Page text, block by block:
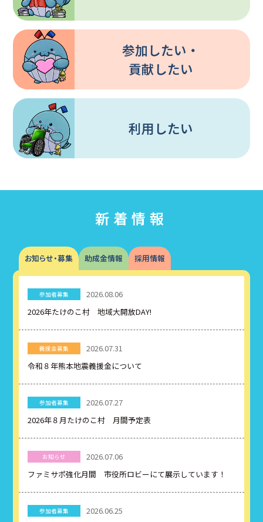
参加したい・
貢献したい
利用したい
新着情報
お知らせ・募集 助成金情報 採用情報
参加者募集
2026.08.06
2026年たけのこ村 地域大開放DAY!
義援金募集
2026.07.31
令和８年熊本地震義援金について
参加者募集
2026.07.27
2026年８月たけのこ村 月間予定表
お知らせ
2026.07.06
ファミサポ強化月間 市役所ロビーにて展示しています！
参加者募集
2026.06.25